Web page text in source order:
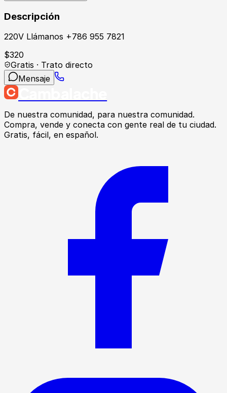
Descripción
220V Llámanos +786 955 7821
$320
Gratis · Trato directo
Mensaje
De nuestra comunidad, para nuestra comunidad.
Compra, vende y conecta con gente real de tu ciudad.
Gratis, fácil, en español.